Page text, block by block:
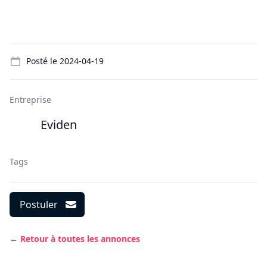
Posté le 2024-04-19
Entreprise
Eviden
Tags
Postuler
← Retour à toutes les annonces